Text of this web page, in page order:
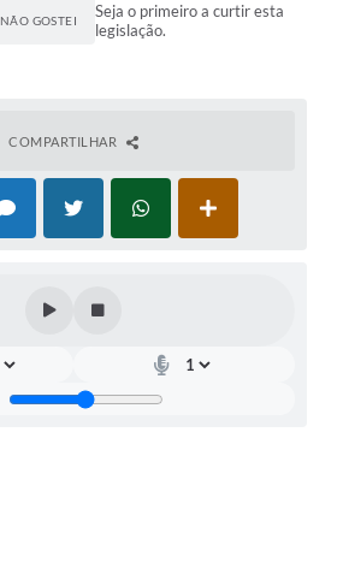
NÃO GOSTEI
Seja o primeiro a curtir esta
legislação.
COMPARTILHAR